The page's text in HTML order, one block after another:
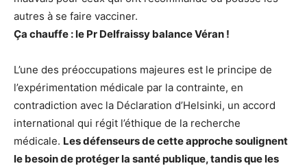
autres à se faire vacciner.
Ça chauffe : le Pr Delfraissy balance Véran !
L’une des préoccupations majeures est le principe de
l’expérimentation médicale par la contrainte, en
contradiction avec la Déclaration d’Helsinki, un accord
international qui régit l’éthique de la recherche
médicale. Les défenseurs de cette approche soulignent
le besoin de protéger la santé publique, tandis que les